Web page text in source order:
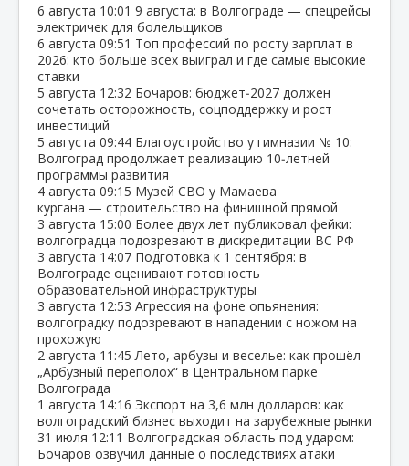
6 августа 10:01 9 августа: в Волгограде — спецрейсы
электричек для болельщиков
6 августа 09:51 Топ профессий по росту зарплат в
2026: кто больше всех выиграл и где самые высокие
ставки
5 августа 12:32 Бочаров: бюджет‑2027 должен
сочетать осторожность, соцподдержку и рост
инвестиций
5 августа 09:44 Благоустройство у гимназии № 10:
Волгоград продолжает реализацию 10‑летней
программы развития
4 августа 09:15 Музей СВО у Мамаева
кургана — строительство на финишной прямой
3 августа 15:00 Более двух лет публиковал фейки:
волгоградца подозревают в дискредитации ВС РФ
3 августа 14:07 Подготовка к 1 сентября: в
Волгограде оценивают готовность
образовательной инфраструктуры
3 августа 12:53 Агрессия на фоне опьянения:
волгоградку подозревают в нападении с ножом на
прохожую
2 августа 11:45 Лето, арбузы и веселье: как прошёл
„Арбузный переполох“ в Центральном парке
Волгограда
1 августа 14:16 Экспорт на 3,6 млн долларов: как
волгоградский бизнес выходит на зарубежные рынки
31 июля 12:11 Волгоградская область под ударом:
Бочаров озвучил данные о последствиях атаки